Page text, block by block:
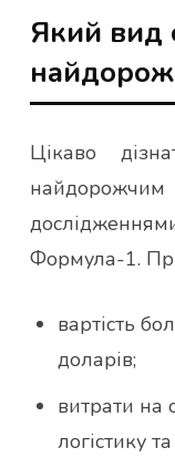
Який вид
Цікаво
Формула-1.
вартість
доларів;
витрати на
логістику